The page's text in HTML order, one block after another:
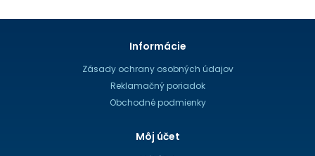
Informácie
Zásady ochrany osobných údajov
Reklamačný poriadok
Obchodné podmienky
Môj účet